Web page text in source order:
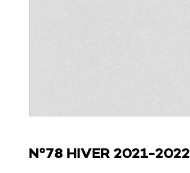
N°78 HIVER 2021-2022